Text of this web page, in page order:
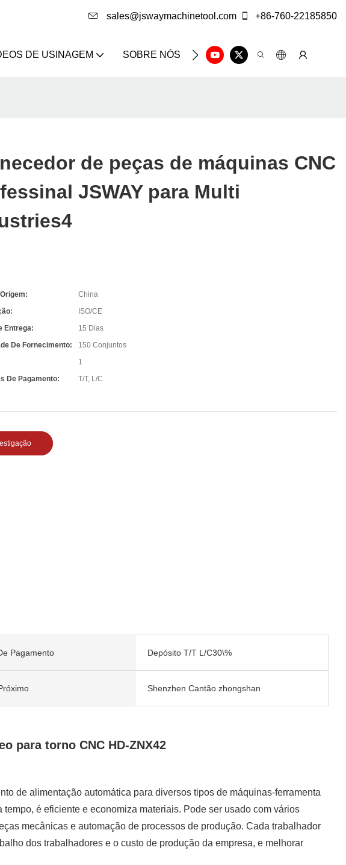
sales@jswaymachinetool.com +86-760-22185850
DE USINAGEM SOBRE NÓS SOLUÇÃO CENTRO DE
de peças de máquinas CNC
JSWAY para Multi
China
ISO/CE
Entrega:
15 Dias
De Fornecimento:
150 Conjuntos
1
De Pagamento:
T/T, L/C
Pagamento Depósito T/T L/C30\%
Shenzhen Cantão zhongshan
para torno CNC HD-ZNX42
de alimentação automática para diversos tipos de máquinas-ferramenta
é eficiente e economiza materiais. Pode ser usado com vários
mecânicas e automação de processos de produção. Cada trabalhador
dos trabalhadores e o custo de produção da empresa, e melhorar